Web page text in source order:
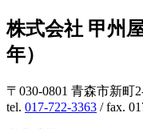
株式会社 甲州
年）
〒030-0801 青森市新町
tel. 017-722-3363 / fax.